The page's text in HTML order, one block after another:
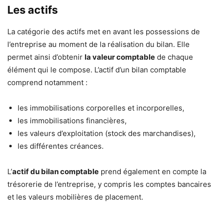
Les actifs
La catégorie des actifs met en avant les possessions de
l’entreprise au moment de la réalisation du bilan. Elle
permet ainsi d’obtenir la valeur comptable de chaque
élément qui le compose. L’actif d’un bilan comptable
comprend notamment :
les immobilisations corporelles et incorporelles,
les immobilisations financières,
les valeurs d’exploitation (stock des marchandises),
les différentes créances.
L’actif du bilan comptable prend également en compte la
trésorerie de l’entreprise, y compris les comptes bancaires
et les valeurs mobilières de placement.